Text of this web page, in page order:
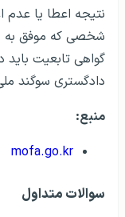
نتیجه اعطا یا
شخصی که موفق به
گواهی تابعیت
دادگستری سوگند
منبع:
mofa.go.kr
سوالات متداول